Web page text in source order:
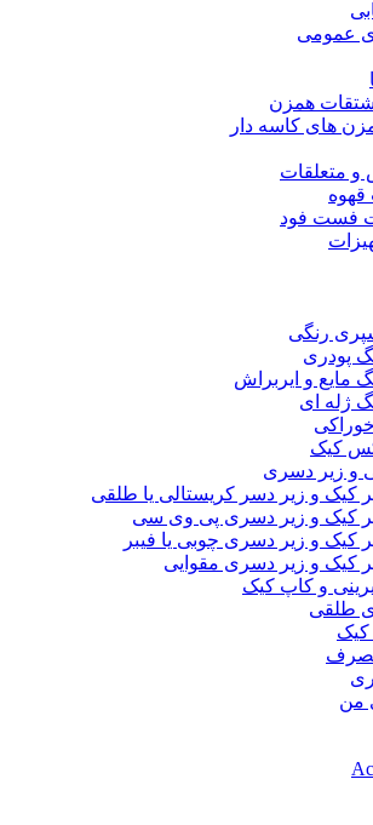
عمومی
همزن
های کاسه دار
و متعلقات
قهوه
فست فود
رنگی
پودری
مایع و ایربراش
ژله ای
کیک
و زیر دسری
کیک و زیر دسر کریستالی یا طلقی
کیک و زیر دسری پی وی سی
کیک و زیر دسری چوبی یا فیبر
کیک و زیر دسری مقوایی
و کاپ کیک
طلقی
کیک
من